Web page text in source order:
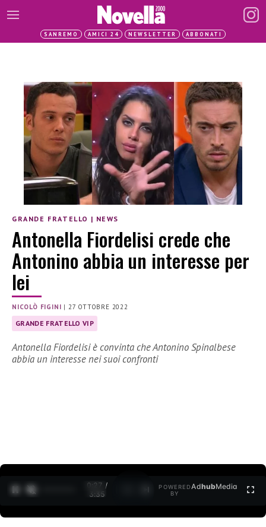
SANREMO AMICI 24 NEWSLETTER ABBONATI
GRANDE FRATELLO | NEWS
Antonella Fiordelisi crede che
Antonino abbia un interesse per
lei
NICOLÒ FIGINI | 27 OTTOBRE 2022
GRANDE FRATELLO VIP
Antonella Fiordelisi è convinta che Antonino Spinalbese
abbia un interesse nei suoi confronti
0:27 /
3:35
POWERED
BY
AdhubMedia